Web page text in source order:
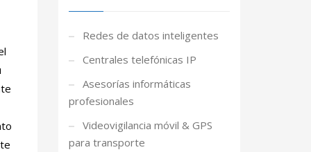
Redes de datos inteligentes
Centrales telefónicas IP
Asesorías informáticas
profesionales
Videovigilancia móvil & GPS
para transporte